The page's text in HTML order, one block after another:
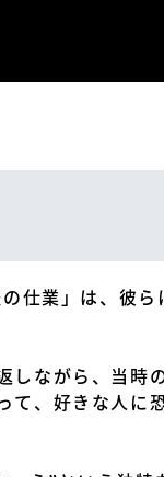
仕業」は、彼
ながら、当時
、好きな人に